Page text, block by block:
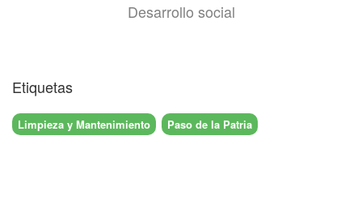
Desarrollo social
Etiquetas
Limpieza y Mantenimiento Paso de la Patria